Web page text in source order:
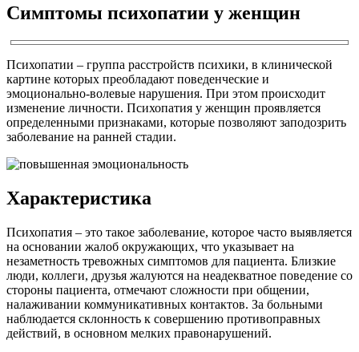
Симптомы психопатии у женщин
Психопатии – группа расстройств психики, в клинической
картине которых преобладают поведенческие и
эмоционально-волевые нарушения. При этом происходит
изменение личности. Психопатия у женщин проявляется
определенными признаками, которые позволяют заподозрить
заболевание на ранней стадии.
Характеристика
Психопатия – это такое заболевание, которое часто выявляется
на основании жалоб окружающих, что указывает на
незаметность тревожных симптомов для пациента. Близкие
люди, коллеги, друзья жалуются на неадекватное поведение со
стороны пациента, отмечают сложности при общении,
налаживании коммуникативных контактов. За больными
наблюдается склонность к совершению противоправных
действий, в основном мелких правонарушений.